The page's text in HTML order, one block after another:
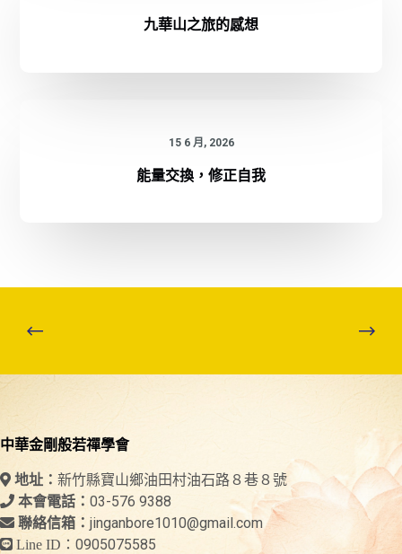
九華山之旅的感想
15 6 月, 2026
能量交換，修正自我
中華金剛般若禪學會
地址： 新竹縣寶山鄉油田村油石路８巷８號
本會電話： 03-576 9388
聯絡信箱： jinganbore1010@gmail.com
Line ID： 0905075585